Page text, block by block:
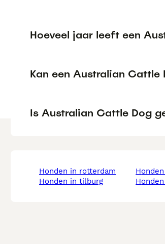
Hoeveel jaar leeft een
Kan een Australian Cattle
Is Australian Cattle Dog
honden in rotterdam
honden in tilburg